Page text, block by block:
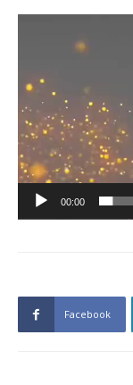
00:00
Facebook